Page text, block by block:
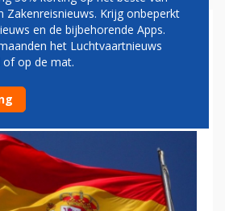
EN DELEN VAN
ORANJE
Zakenreisnieuws. Krijg onbeperkt
en de bijbehorende Apps.
het Luchtvaartnieuws
of op de mat.